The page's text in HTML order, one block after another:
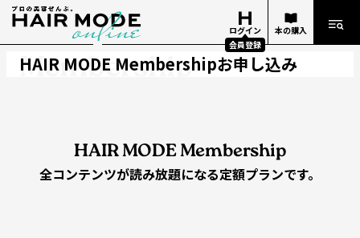
ログイン
会員登録
本の購入
HAIR MODE Membershipお申し込み
HAIR MODE
Membership
HAIR MODE Membership
全コンテンツが読み放題になる定額プランです。